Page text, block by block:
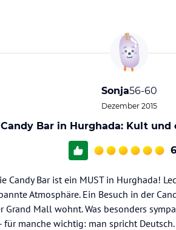
Sonja56-60
Dezember 2015
Candy Bar in Hurghada: Kult und
6
Candy Bar ist ein MUST in Hurghada!
Atmosphäre. Ein Besuch in der
Grand Mall wohnt. Was besonders
für manche wichtig: man spricht